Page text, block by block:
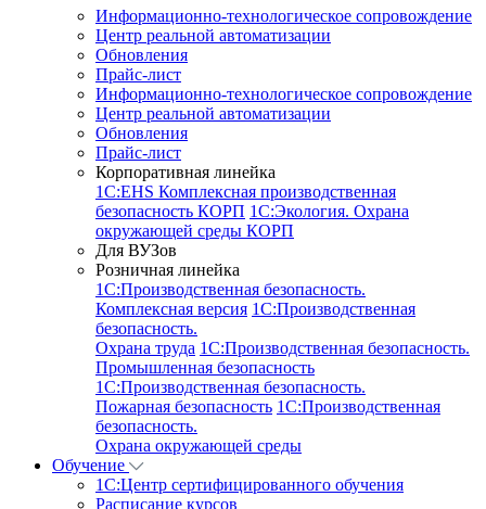
Информационно-технологическое сопровождение
Центр реальной автоматизации
Обновления
Прайс-лист
Информационно-технологическое сопровождение
Центр реальной автоматизации
Обновления
Прайс-лист
Корпоративная линейка
1С:EHS Комплексная производственная
безопасность КОРП 1С:Экология. Охрана
окружающей среды КОРП
Для ВУЗов
Розничная линейка
1C:Производственная безопасность.
Комплексная версия 1C:Производственная
безопасность.
Охрана труда 1C:Производственная безопасность.
Промышленная безопасность
1C:Производственная безопасность.
Пожарная безопасность 1C:Производственная
безопасность.
Охрана окружающей среды
Обучение
1C:Центр сертифицированного обучения
Расписание курсов